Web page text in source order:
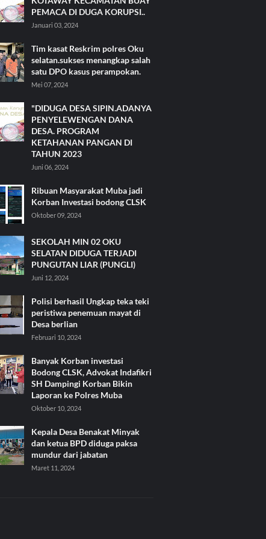
PEMACA DI DUGA KORUPSI..
Januari 03, 2024
Tim kasat Reskrim polres Oku
selatan.sukses menangkap salah
satu DPO kasus perampokan.
Mei 07, 2024
"DIDUGA DESA SIPIN.ADANYA
PENYELEWENGAN DANA
DESA. PROGRAM
KETAHANAN PANGAN DI
TAHUN 2023
Juni 06, 2024
Ribuan Masyarakat Muba jadi
Korban Investasi bodong CLSK
Oktober 09, 2024
SEKOLAH MIN 02 OKU
SELATAN DIDUGA TERJADI
PUNGUTAN LIAR (PUNGLI)
Juni 12, 2024
Polisi berhasil Ungkap teka teki
peristiwa penemuan mayat di
Desa berlian
Februari 10, 2024
Banyak Korban investasi
Bodong CLSK, Advokat Indafikri
SH Dampingi Korban Bikin
Laporan ke Polres Muba
Oktober 10, 2024
Kepala Desa Benakat Minyak
dan ketua BPD diduga paksa
mundur dari jabatan
Maret 11, 2024